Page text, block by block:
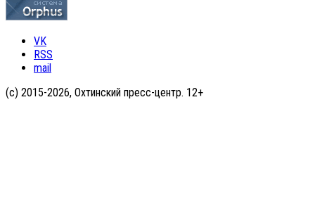
VK
RSS
mail
(с) 2015-2026, Охтинский пресс-центр. 12+